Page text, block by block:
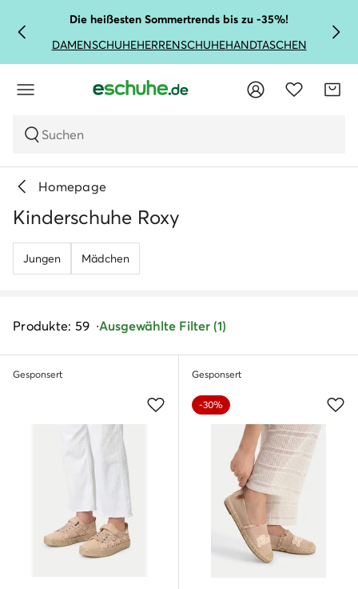
Die heißesten Sommertrends bis zu -35%!
DAMENSCHUHEHERRENSCHUHEHANDTASCHEN
Suchen
Homepage
Kinderschuhe Roxy
Jungen Mädchen
Produkte: 59 Ausgewählte Filter (1)
Gesponsert Gesponsert
-30%